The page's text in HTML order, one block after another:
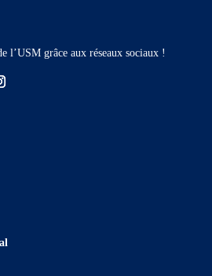
l’USM grâce aux réseaux sociaux !